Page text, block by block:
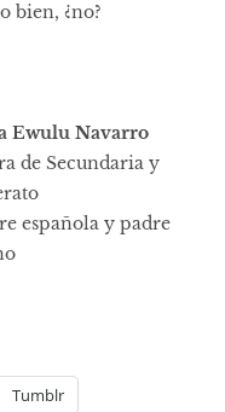
bien, ¿no?
Ewulu Navarro
de Secundaria y
española y padre
Tumblr